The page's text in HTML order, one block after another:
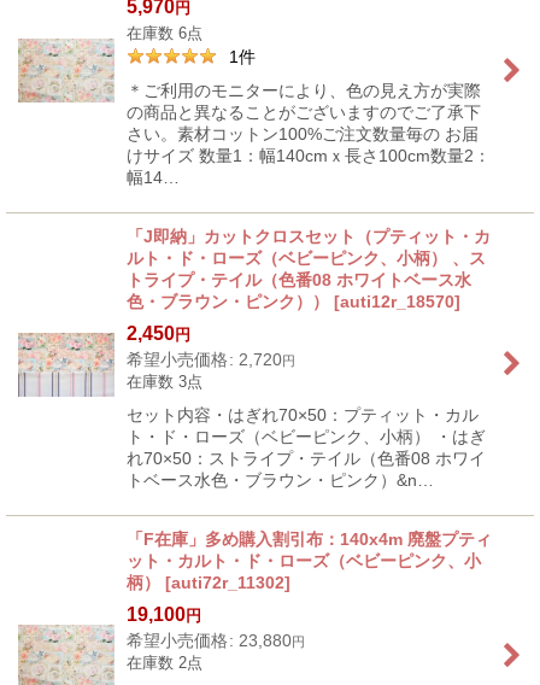
5,970円
在庫数 6点
1件
＊ご利用のモニターにより、色の見え方が実際
の商品と異なることがございますのでご了承下
さい。素材コットン100%ご注文数量毎の お届
けサイズ 数量1：幅140cmｘ長さ100cm数量2：
幅14…
「J即納」カットクロスセット（プティット・カ
ルト・ド・ローズ（ベビーピンク、小柄） 、ス
トライプ・テイル（色番08 ホワイトベース水
色・ブラウン・ピンク））
[auti12r_18570]
2,450円
希望小売価格: 2,720円
在庫数 3点
セット内容・はぎれ70×50：プティット・カル
ト・ド・ローズ（ベビーピンク、小柄） ・はぎ
れ70×50：ストライプ・テイル（色番08 ホワイ
トベース水色・ブラウン・ピンク）&n…
「F在庫」多め購入割引布：140x4m 廃盤プティ
ット・カルト・ド・ローズ（ベビーピンク、小
柄）
[auti72r_11302]
19,100円
希望小売価格: 23,880円
在庫数 2点